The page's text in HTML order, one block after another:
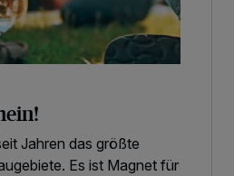
Jahren das größte
Es ist Magnet für